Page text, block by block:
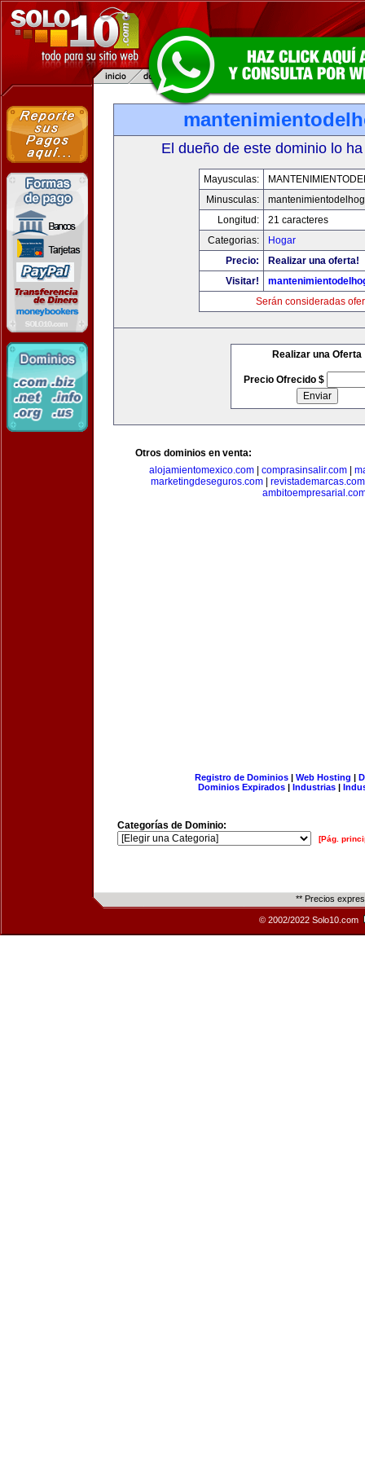
El dueño de este dominio lo
Mayusculas:
Minusculas:
Longitud:
21 caracteres
Categorias:
Hogar
Precio:
Realizar una oferta!
Visitar!
Serán consideradas
Realizar una Oferta
Precio Ofrecido $
Otros dominios en venta:
alojamientomexico.com| comprasinsalir.com|
marketingdeseguros.com
revistademarcas.com
Registro de Dominios| Web Hosting |
Dominios Expirados | Industrias |
Categorías de Dominio:
[Pág.
** Precios
© 2002/2022 Solo10.com